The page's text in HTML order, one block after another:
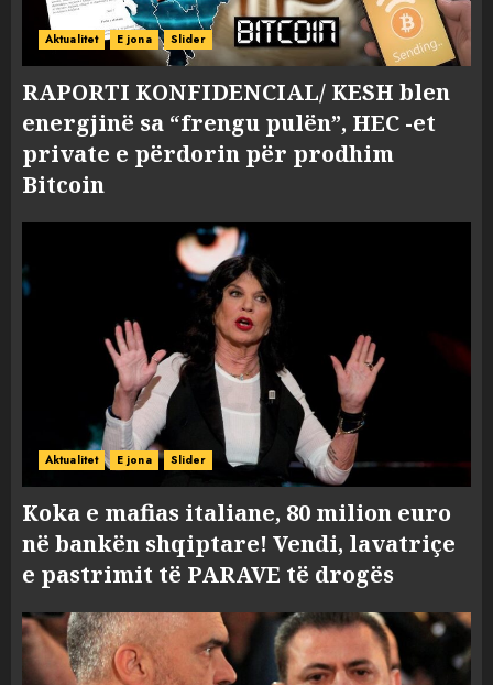
Aktualitet E jona Slider
RAPORTI KONFIDENCIAL/ KESH blen
energjinë sa “frengu pulën”, HEC -et
private e përdorin për prodhim
Bitcoin
Aktualitet E jona Slider
Koka e mafias italiane, 80 milion euro
në bankën shqiptare! Vendi, lavatriçe
e pastrimit të PARAVE të drogës